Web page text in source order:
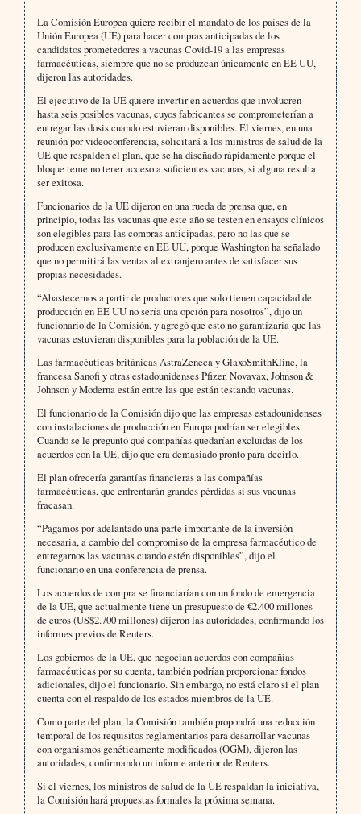
La Comisión Europea quiere recibir el mandato de los países de la
Unión Europea (UE) para hacer compras anticipadas de los
candidatos prometedores a vacunas Covid-19 a las empresas
farmacéuticas, siempre que no se produzcan únicamente en EE UU,
dijeron las autoridades.
El ejecutivo de la UE quiere invertir en acuerdos que involucren
hasta seis posibles vacunas, cuyos fabricantes se comprometerían a
entregar las dosis cuando estuvieran disponibles. El viernes, en una
reunión por videoconferencia, solicitará a los ministros de salud de la
UE que respalden el plan, que se ha diseñado rápidamente porque el
bloque teme no tener acceso a suficientes vacunas, si alguna resulta
ser exitosa.
Funcionarios de la UE dijeron en una rueda de prensa que, en
principio, todas las vacunas que este año se testen en ensayos clínicos
son elegibles para las compras anticipadas, pero no las que se
producen exclusivamente en EE UU, porque Washington ha señalado
que no permitirá las ventas al extranjero antes de satisfacer sus
propias necesidades.
“Abastecernos a partir de productores que solo tienen capacidad de
producción en EE UU no sería una opción para nosotros”, dijo un
funcionario de la Comisión, y agregó que esto no garantizaría que las
vacunas estuvieran disponibles para la población de la UE.
Las farmacéuticas británicas AstraZeneca y GlaxoSmithKline, la
francesa Sanofi y otras estadounidenses Pfizer, Novavax, Johnson &
Johnson y Moderna están entre las que están testando vacunas.
El funcionario de la Comisión dijo que las empresas estadounidenses
con instalaciones de producción en Europa podrían ser elegibles.
Cuando se le preguntó qué compañías quedarían excluidas de los
acuerdos con la UE, dijo que era demasiado pronto para decirlo.
El plan ofrecería garantías financieras a las compañías
farmacéuticas, que enfrentarán grandes pérdidas si sus vacunas
fracasan.
“Pagamos por adelantado una parte importante de la inversión
necesaria, a cambio del compromiso de la empresa farmacéutico de
entregarnos las vacunas cuando estén disponibles”, dijo el
funcionario en una conferencia de prensa.
Los acuerdos de compra se financiarían con un fondo de emergencia
de la UE, que actualmente tiene un presupuesto de €2.400 millones
de euros (US$2.700 millones) dijeron las autoridades, confirmando los
informes previos de Reuters.
Los gobiernos de la UE, que negocian acuerdos con compañías
farmacéuticas por su cuenta, también podrían proporcionar fondos
adicionales, dijo el funcionario. Sin embargo, no está claro si el plan
cuenta con el respaldo de los estados miembros de la UE.
Como parte del plan, la Comisión también propondrá una reducción
temporal de los requisitos reglamentarios para desarrollar vacunas
con organismos genéticamente modificados (OGM), dijeron las
autoridades, confirmando un informe anterior de Reuters.
Si el viernes, los ministros de salud de la UE respaldan la iniciativa,
la Comisión hará propuestas formales la próxima semana.